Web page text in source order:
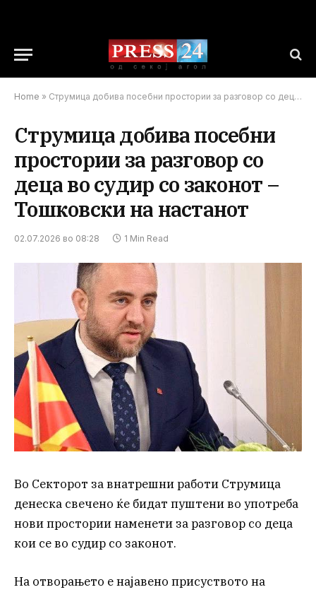
Home » Струмица добива посебни простории за разговор со деца во судир со законот – Тошковски на настанот
Струмица добива посебни
простории за разговор со
деца во судир со законот –
Тошковски на настанот
02.07.2026 во 08:28 1 Min Read
Во Секторот за внатрешни работи Струмица
денеска свечено ќе бидат пуштени во употреба
нови простории наменети за разговор со деца
кои се во судир со законот.
На отворањето е најавено присуството на